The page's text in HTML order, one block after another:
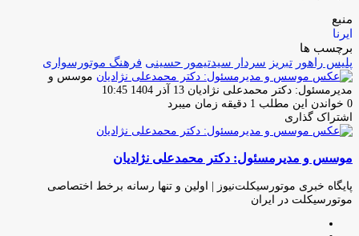
منبع
ایرنا
برچسب ها
پلیس راهور تبریز سردار سیدتیمور حسینی فرهنگ موتورسوارى
موسس و
مدیرمسئول: دکتر محمدعلی نژادیان ارسال
ایمیل
13 آذر 1404 10:45
0 خواندن این مطلب 1 دقیقه زمان میبرد
اشتراک گذاری
فیس
توئیتر
لینکدین
واتس
تلگرام
اشتراک
از
ایمیل
چاپ
موسس و مدیرمسئول: دکتر محمدعلی نژادیان
پایگاه خبری موتورسیکلت‌نیوز | اولین و تنها رسانه برخط اختصاصی
موتورسیکلت در ایران